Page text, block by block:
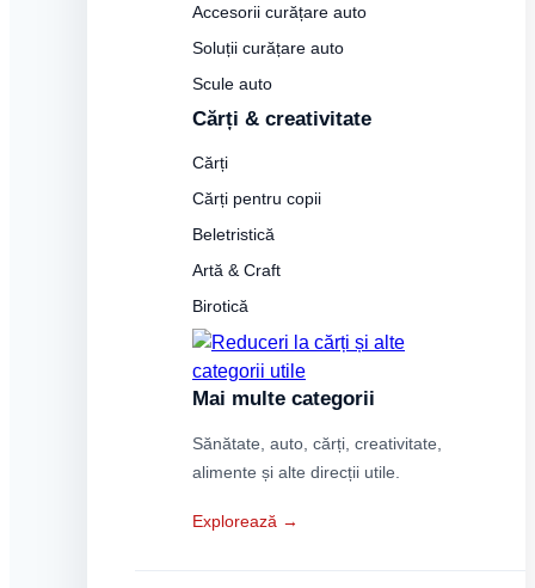
Accesorii curățare auto
Soluții curățare auto
Scule auto
Cărți & creativitate
Cărți
Cărți pentru copii
Beletristică
Artă & Craft
Birotică
Mai multe categorii
Sănătate, auto, cărți, creativitate,
alimente și alte direcții utile.
Explorează →